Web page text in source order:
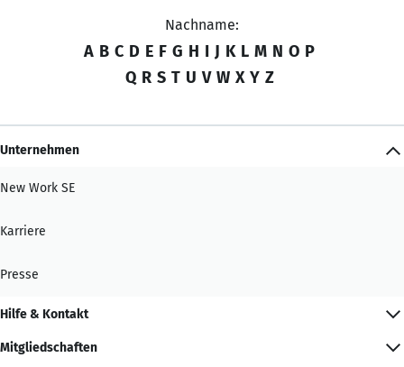
Nachname:
A B C D E F G H I J K L M N O P
Q R S T U V W X Y Z
Unternehmen
New Work SE
Karriere
Presse
Hilfe & Kontakt
Mitgliedschaften